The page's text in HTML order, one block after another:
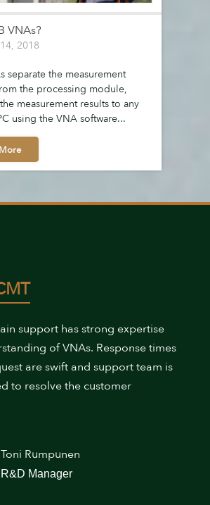
VNAs?
2018
separate the measurement
the processing module,
measurement results to any
using the VNA software...
support has strong expertise
of VNAs. Response times
are swift and support team is
to resolve the customer
Toni Rumpunen
R&D Manager